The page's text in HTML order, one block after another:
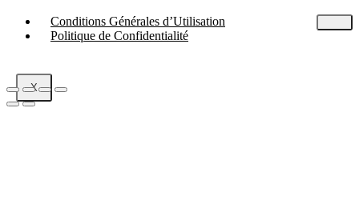
Conditions Générales d’Utilisation
Politique de Confidentialité
X